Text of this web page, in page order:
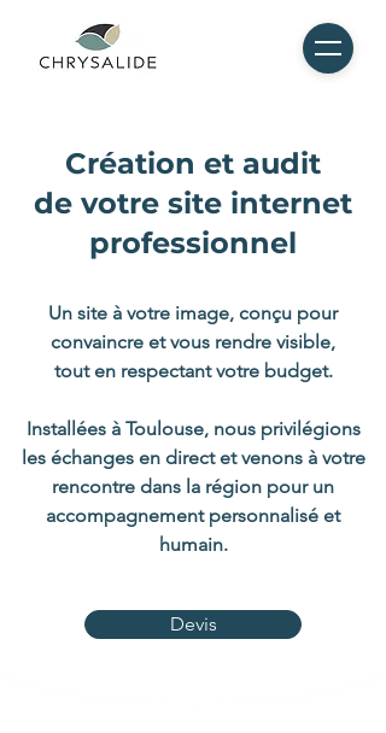
Création et audit
de votre site internet
professionnel
Un site à votre image, conçu pour
convaincre et vous rendre visible,
tout en respectant votre budget.
Installées à Toulouse, nous privilégions
les échanges en direct et venons à votre
rencontre dans la région pour un
accompagnement personnalisé et
humain.
Devis